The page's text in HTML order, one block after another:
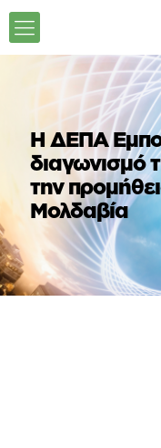
Η ΔΕΠΑ
διαγωνισμό
την
Μολδαβία